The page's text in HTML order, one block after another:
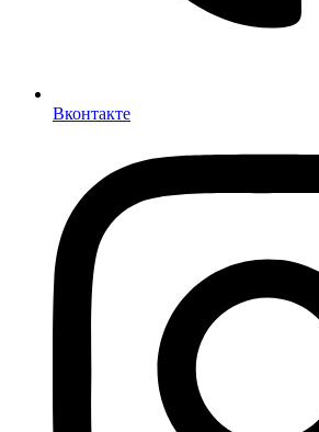
Вконтакте